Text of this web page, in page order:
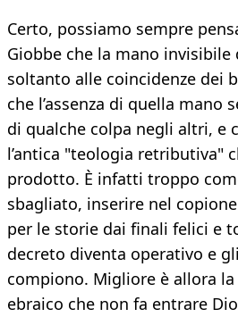
Certo, possiamo sempre
Giobbe che la mano
soltanto alle coincidenze dei
che l’assenza di quella mano
di qualche colpa negli altri, e
l’antica "teologia retributiva"
prodotto. È infatti troppo
sbagliato, inserire nel
per le storie dai finali felici e
decreto diventa operativo e
compiono. Migliore è allora
ebraico che non fa entrare